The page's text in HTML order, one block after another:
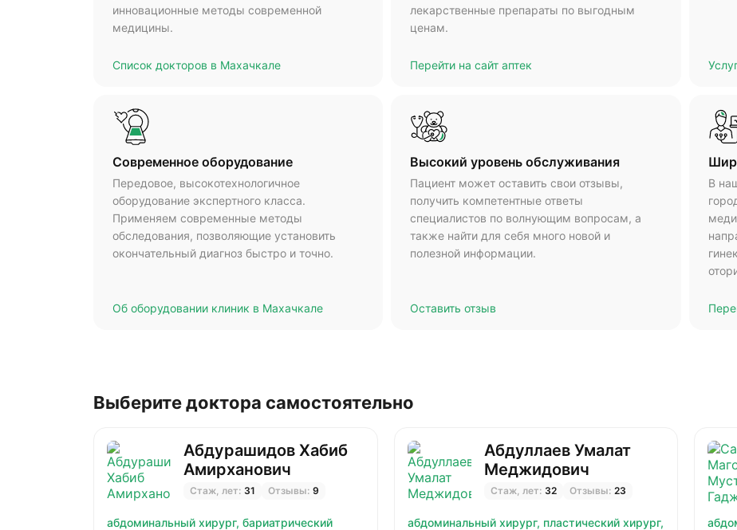
инновационные методы современной
медицины.
Список докторов в Махачкале
лекарственные препараты по выгодным
ценам.
Перейти на сайт аптек
Современное оборудование
Передовое, высокотехнологичное
оборудование экспертного класса.
Применяем современные методы
обследования, позволяющие установить
окончательный диагноз быстро и точно.
Об оборудовании клиник в Махачкале
Высокий уровень обслуживания
Пациент может оставить свои отзывы,
получить компетентные ответы
специалистов по волнующим вопросам, а
также найти для себя много новой и
полезной информации.
Оставить отзыв
В
Выберите доктора самостоятельно
Абдурашидов Хабиб
Амирханович
Стаж, лет: 31 Отзывы: 9
абдоминальный хирург, бариатрический
Абдуллаев Умалат
Меджидович
Стаж, лет: 32 Отзывы: 23
абдоминальный хирург, пластический хирург,